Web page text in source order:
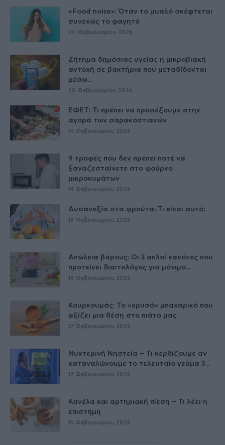
«Food noise»: Όταν το μυαλό σκέφτεται
συνεχώς το φαγητό
20 Φεβρουαρίου 2026
Ζήτημα δημόσιας υγείας η μικροβιακή
αντοχή σε βακτήρια που μεταδίδονται
μέσω...
20 Φεβρουαρίου 2026
ΕΦΕΤ: Τι πρέπει να προσέξουμε στην
αγορά των σαρακοστιανών
19 Φεβρουαρίου 2026
9 τροφές που δεν πρέπει ποτέ να
ξαναζεσταίνετε στο φούρνο
μικροκυμάτων
19 Φεβρουαρίου 2026
Δυσανεξία στα φρούτα; Τι είναι αυτό;
18 Φεβρουαρίου 2026
Απώλεια βάρους: Οι 3 απλοί κανόνες που
προτείνει διαιτολόγος για μόνιμο...
18 Φεβρουαρίου 2026
Κουρκουμάς: Το «χρυσό» μπαχαρικό που
αξίζει μια θέση στο πιάτο μας
17 Φεβρουαρίου 2026
Νυχτερινή Νηστεία – Τι κερδίζουμε αν
καταναλώνουμε το τελευταίο γεύμα 3...
17 Φεβρουαρίου 2026
Κανέλα και αρτηριακή πίεση – Τι λέει η
επιστήμη
16 Φεβρουαρίου 2026